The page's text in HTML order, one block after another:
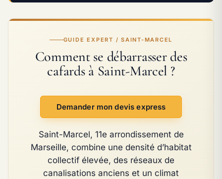
GUIDE EXPERT / SAINT-MARCEL
Comment se débarrasser des
cafards à Saint-Marcel ?
Demander mon devis express
Saint-Marcel, 11e arrondissement de
Marseille, combine une densité d’habitat
collectif élevée, des réseaux de
canalisations anciens et un climat